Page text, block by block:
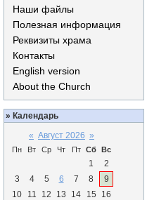
Наши файлы
Полезная информация
Реквизиты храма
Контакты
English version
About the Church
» Календарь
« Август 2026 »
Пн Вт Ср Чт Пт Сб Вс
1
2
3
4 5 6 7 8
9
10
11 12 13 14 15
16